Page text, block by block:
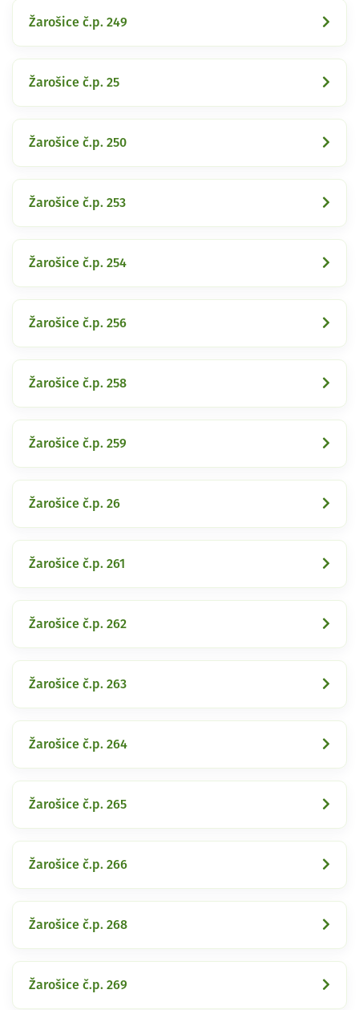
Žarošice č.p. 249
Žarošice č.p. 25
Žarošice č.p. 250
Žarošice č.p. 253
Žarošice č.p. 254
Žarošice č.p. 256
Žarošice č.p. 258
Žarošice č.p. 259
Žarošice č.p. 26
Žarošice č.p. 261
Žarošice č.p. 262
Žarošice č.p. 263
Žarošice č.p. 264
Žarošice č.p. 265
Žarošice č.p. 266
Žarošice č.p. 268
Žarošice č.p. 269